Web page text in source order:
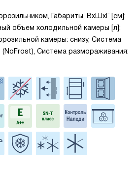
Габариты, ВxШxГ [см]:
объем холодильной камеры [л]:
камеры: снизу, Система
(NoFrost), Система размораживания: